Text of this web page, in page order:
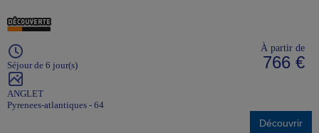
Séjour de 6 jour(s)
ANGLET
Pyrenees-atlantiques - 64
À partir de
766 €
Découvrir